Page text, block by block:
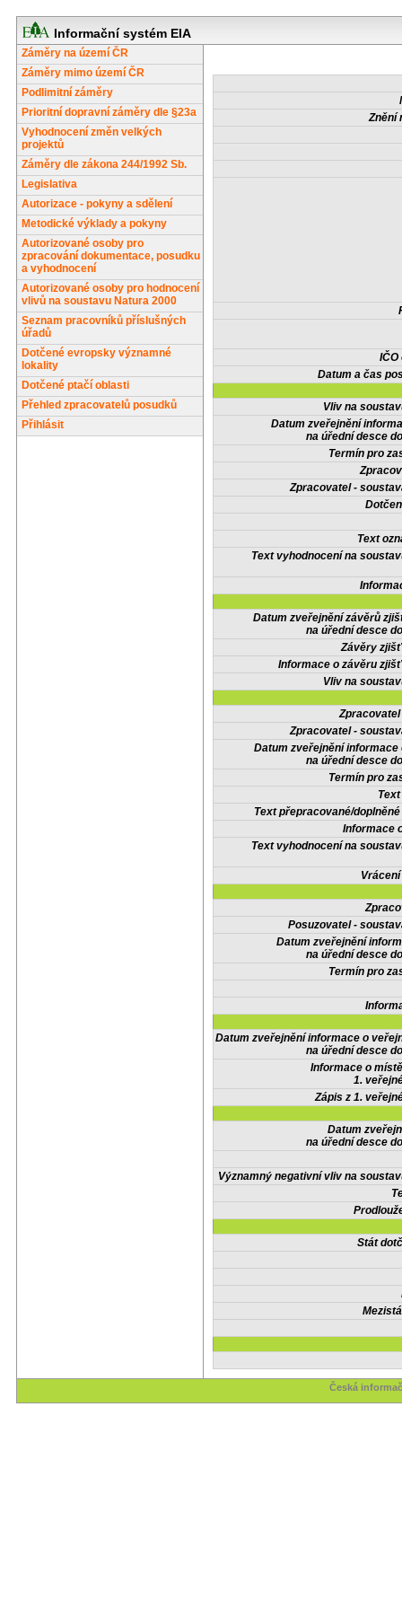
Informační systém EIA
Záměry na území ČR
Záměry mimo území ČR
Podlimitní záměry
Prioritní dopravní záměry dle §23a
Vyhodnocení změn velkých
projektů
Záměry dle zákona 244/1992 Sb.
Legislativa
Autorizace - pokyny a sdělení
Metodické výklady a pokyny
Autorizované osoby pro
zpracování dokumentace, posudku
a vyhodnocení
Autorizované osoby pro hodnocení
vlivů na soustavu Natura 2000
Seznam pracovníků příslušných
úřadů
Dotčené evropsky významné
lokality
Dotčené ptačí oblasti
Přehled zpracovatelů posudků
Přihlásit
Znění
IČO
Datum a čas
Vliv na
Datum zveřejnění
na úřední desce
Termín pro
Zpracovatel -
Text
Text vyhodnocení na
Datum zveřejnění závěrů
na úřední desce
Závěry
Informace o závěru
Vliv na
Zpracovatel -
Datum zveřejnění informace
na úřední desce
Termín pro
Text přepracované/
Informace
Text vyhodnocení na
Posuzovatel -
Datum zveřejnění
na úřední desce
Termín pro
Datum zveřejnění informace o
na úřední desce
Informace o
1.
Zápis z 1.
Datum
na úřední desce
Významný negativní vliv na
Stát
Česká